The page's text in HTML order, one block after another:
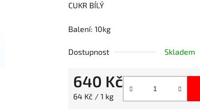
produktu
0,0
CUKR BÍLÝ
Balení: 10kg
Dostupnost Skladem
640 Kč
Měrná cena:
64 Kč / 1 kg